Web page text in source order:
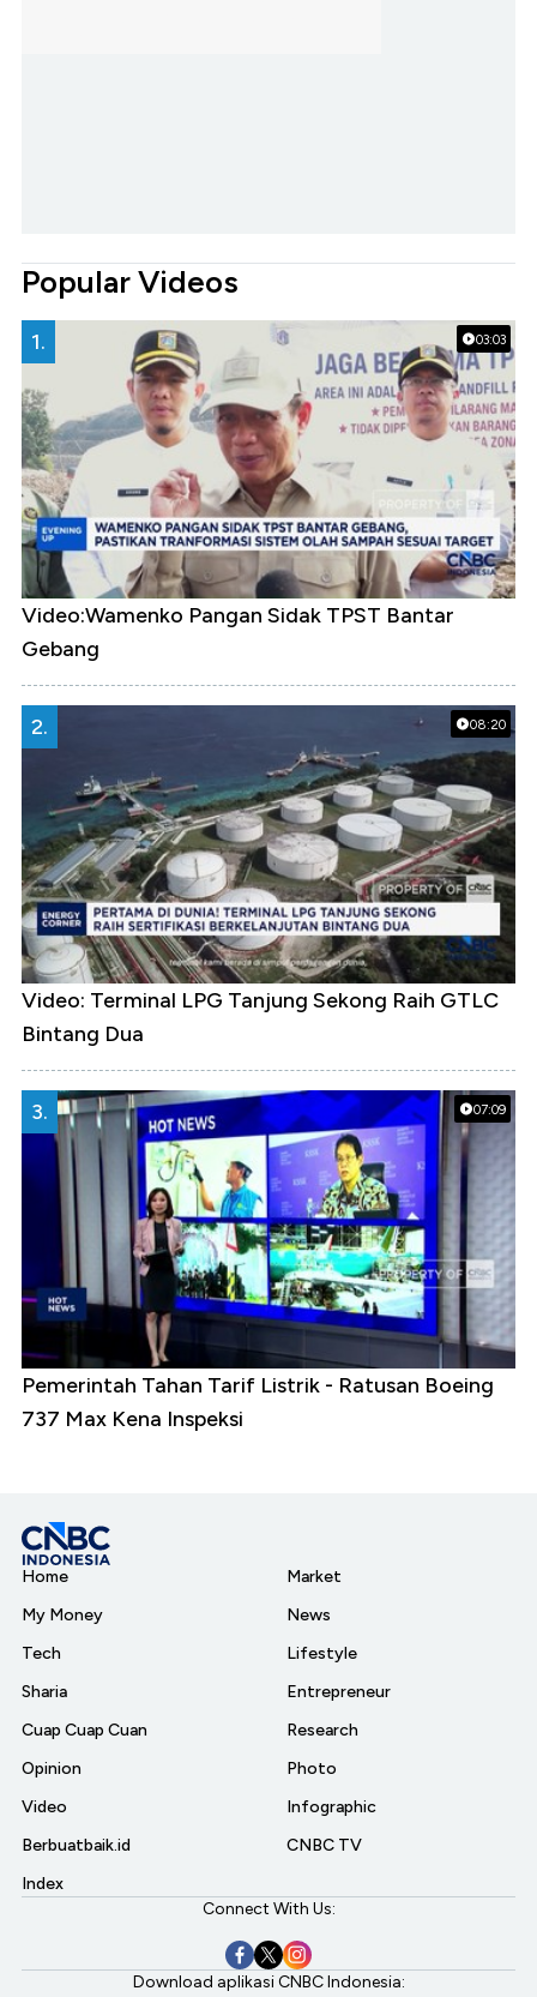
Popular Videos
03:03
1.
Video:Wamenko Pangan Sidak TPST Bantar
Gebang
08:20
2.
Video: Terminal LPG Tanjung Sekong Raih GTLC
Bintang Dua
07:09
3.
Pemerintah Tahan Tarif Listrik - Ratusan Boeing
737 Max Kena Inspeksi
Home
My Money
Tech
Sharia
Cuap Cuap Cuan
Opinion
Video
Berbuatbaik.id
Index
Market
News
Lifestyle
Entrepreneur
Research
Photo
Infographic
CNBC TV
Connect With Us:
Download aplikasi CNBC Indonesia: